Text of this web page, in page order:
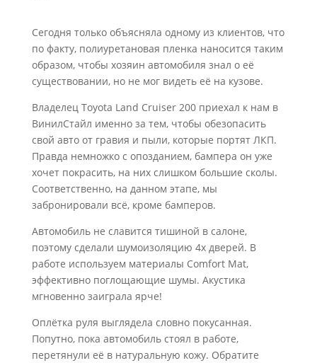
Сегодня только объясняла одному из клиентов, что
по факту, полиуретановая пленка наносится таким
образом, чтобы хозяин автомобиля знал о её
существовании, но не мог видеть её на кузове.
Владелец Toyota Land Cruiser 200 приехал к нам в
ВинилСтайл именно за тем, чтобы обезопасить
свой авто от гравия и пыли, которые портят ЛКП.
Правда немножко с опозданием, бампера он уже
хочет покрасить, на них слишком большие сколы.
Соответственно, на данном этапе, мы
забронировали всё, кроме бамперов.
Автомобиль не славится тишиной в салоне,
поэтому сделали шумоизоляцию 4х дверей. В
работе используем материалы Comfort Mat,
эффективно поглощающие шумы. Акустика
мгновенно заиграла ярче!
Оплётка руля выглядела словно покусанная.
Попутно, пока автомобиль стоял в работе,
перетянули её в натуральную кожу. Обратите